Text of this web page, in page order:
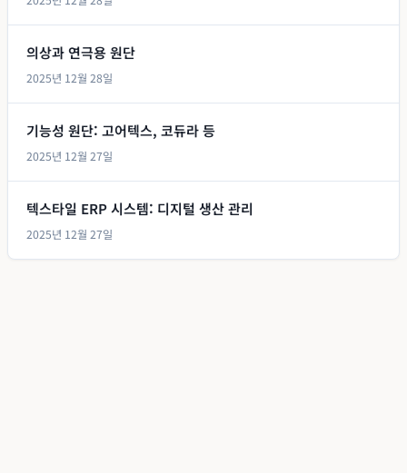
의상과 연극용 원단
2025년 12월 28일
기능성 원단: 고어텍스, 코듀라 등
2025년 12월 27일
텍스타일 ERP 시스템: 디지털 생산 관리
2025년 12월 27일